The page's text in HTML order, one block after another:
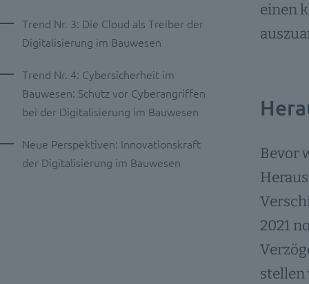
Trend Nr. 3: Die Cloud als Treiber der
Digitalisierung im Bauwesen
Trend Nr. 4: Cybersicherheit im
Bauwesen: Schutz vor Cyberangriffen
bei der Digitalisierung im Bauwesen
Neue Perspektiven: Innovationskraft
der Digitalisierung im Bauwesen
einen
Bevor
2021
stellen